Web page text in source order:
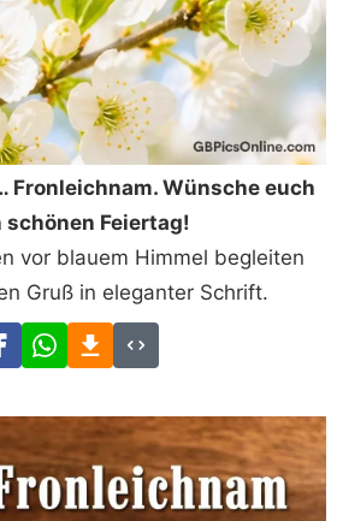
Fronleichnam. Wünsche euch
schönen Feiertag!
vor blauem Himmel begleiten
Gruß in eleganter Schrift.